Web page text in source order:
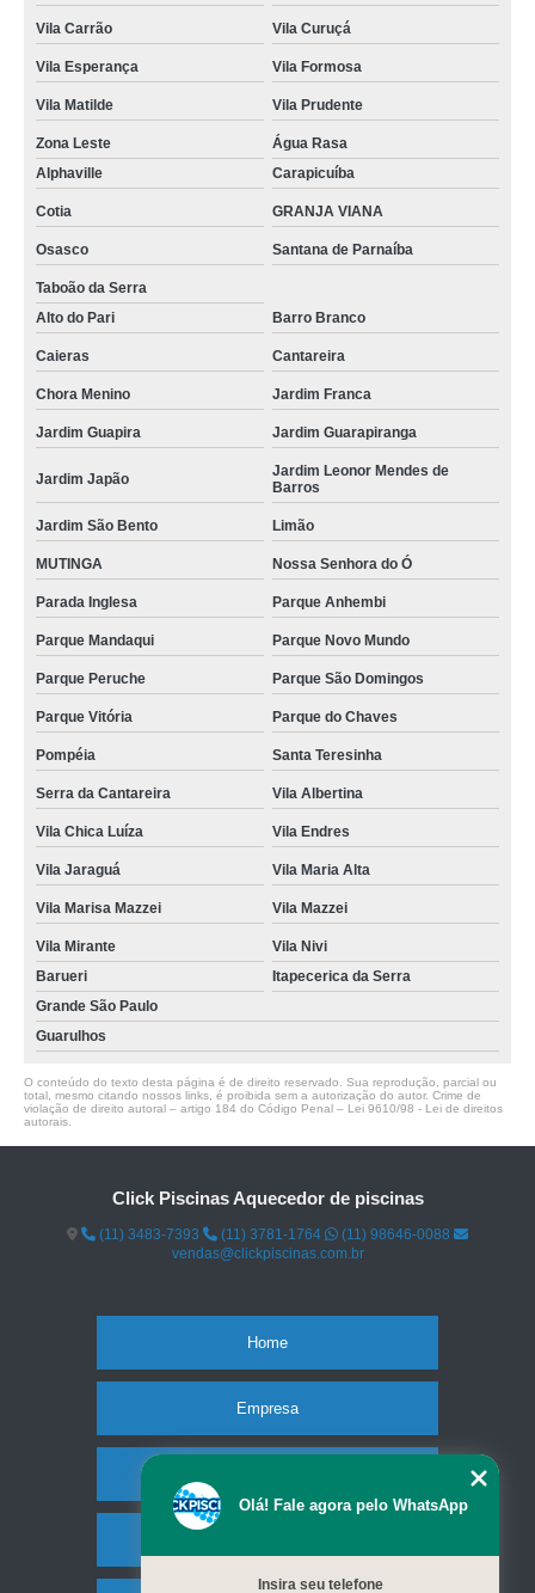
Vila Carrão Vila Curuçá
Vila Esperança Vila Formosa
Vila Matilde Vila Prudente
Zona Leste
Água Rasa
Alphaville
Carapicuíba
Cotia GRANJA VIANA
Osasco Santana de Parnaíba
Taboão da Serra
Alto do Pari
Barro Branco
Caieras Cantareira
Chora Menino Jardim Franca
Jardim Guapira Jardim Guarapiranga
Jardim Japão
Jardim Leonor Mendes de
Barros
Jardim São Bento Limão
MUTINGA Nossa Senhora do Ó
Parada Inglesa Parque Anhembi
Parque Mandaqui Parque Novo Mundo
Parque Peruche Parque São Domingos
Parque Vitória Parque do Chaves
Pompéia Santa Teresinha
Serra da Cantareira Vila Albertina
Vila Chica Luíza Vila Endres
Vila Jaraguá Vila Maria Alta
Vila Marisa Mazzei Vila Mazzei
Vila Mirante
Vila Nivi
Barueri
Itapecerica da Serra
Grande São Paulo
Guarulhos
O conteúdo do texto desta página é de direito reservado. Sua reprodução, parcial ou
total, mesmo citando nossos links, é proibida sem a autorização do autor. Crime de
violação de direito autoral – artigo 184 do Código Penal – Lei 9610/98 - Lei de direitos
autorais
Click Piscinas Aquecedor de piscinas
(11) 3483-7393 (11) 3781-1764
(11) 98646-0088
vendas@clickpiscinas.com.br
Home
Empresa
Olá! Fale agora pelo WhatsApp
Insira seu telefone